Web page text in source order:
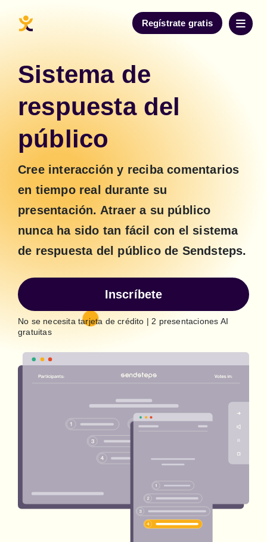
Regístrate gratis
Sistema de
respuesta del
público
Cree interacción y reciba comentarios
en tiempo real durante su
presentación. Atraer a su público
nunca ha sido tan fácil con el sistema
de respuesta del público de Sendsteps.
Inscríbete
No se necesita tarjeta de crédito | 2 presentaciones AI
gratuitas